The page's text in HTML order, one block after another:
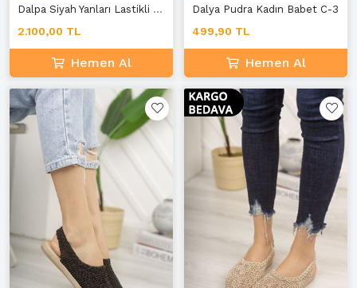
Dalpa Siyah Yanları Lastikli Kadın Bot E-2
2.100,00 TL
Hemen Al
Dalya Pudra Kadın Babet C-3
499,90 TL
Hemen Al